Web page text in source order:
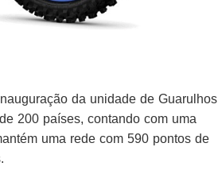
da unidade de Guarulhos
200 países, contando com uma
uma rede com 590 pontos de